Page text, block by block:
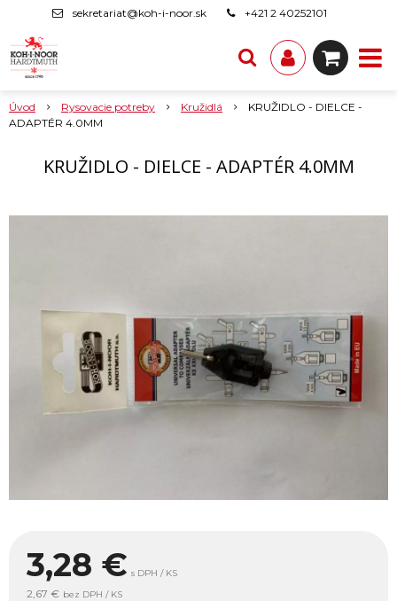
sekretariat@koh-i-noor.sk +421 2 40252101
Úvod Rysovacie potreby Kružidlá
KRUŽIDLO - DIELCE -
ADAPTÉR 4.0MM
KRUŽIDLO - DIELCE - ADAPTÉR 4.0MM
3,28 € s DPH / KS
2,67 € bez DPH / KS